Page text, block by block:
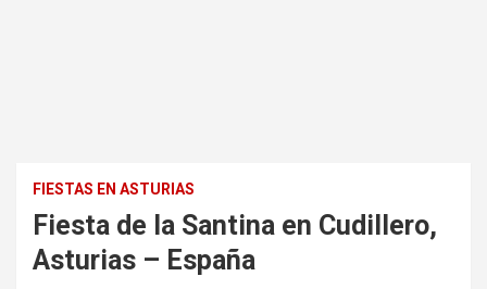
FIESTAS EN ASTURIAS
Fiesta de la Santina en Cudillero,
Asturias – España